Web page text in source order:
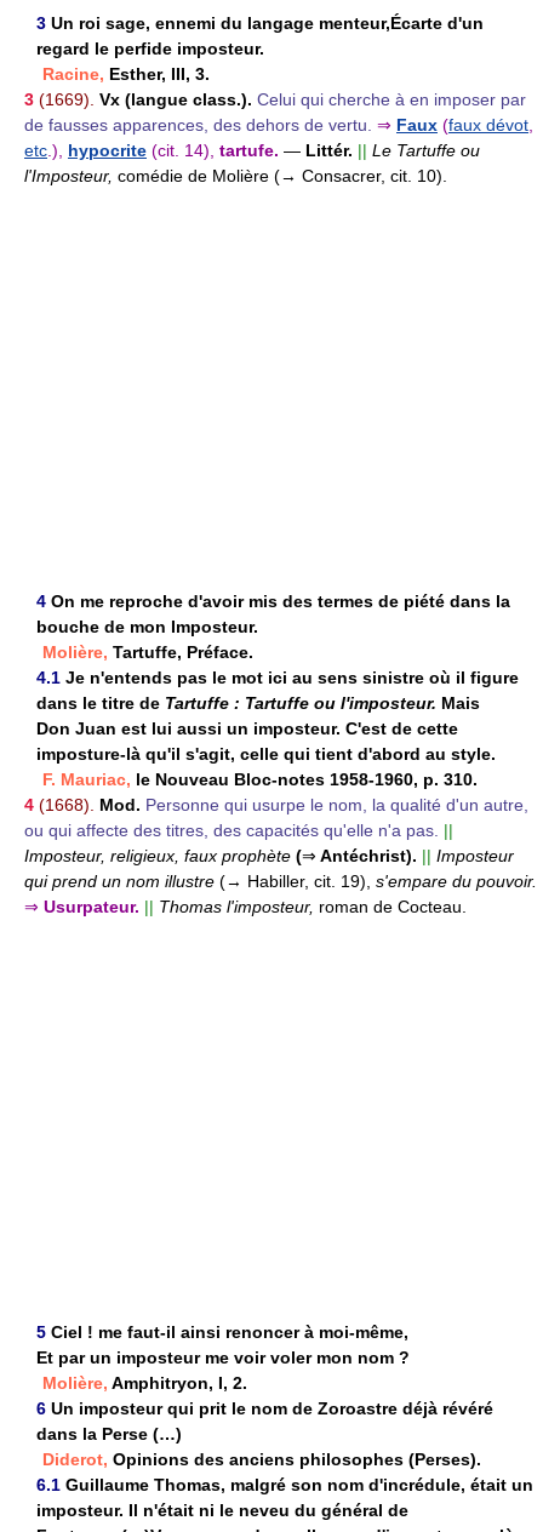
3 Un roi sage, ennemi du langage menteur,Écarte d'un
regard le perfide imposteur.
Racine, Esther, III, 3.
3 (1669). Vx (langue class.). Celui qui cherche à en imposer par
de fausses apparences, des dehors de vertu. ⇒ Faux (faux dévot,
etc.), hypocrite (cit. 14), tartufe. — Littér. || Le Tartuffe ou
l'Imposteur, comédie de Molière (→ Consacrer, cit. 10).
4 On me reproche d'avoir mis des termes de piété dans la
bouche de mon Imposteur.
Molière, Tartuffe, Préface.
4.1 Je n'entends pas le mot ici au sens sinistre où il figure
dans le titre de Tartuffe : Tartuffe ou l'imposteur. Mais
Don Juan est lui aussi un imposteur. C'est de cette
imposture-là qu'il s'agit, celle qui tient d'abord au style.
F. Mauriac, le Nouveau Bloc-notes 1958-1960, p. 310.
4 (1668). Mod. Personne qui usurpe le nom, la qualité d'un autre,
ou qui affecte des titres, des capacités qu'elle n'a pas. ||
Imposteur, religieux, faux prophète (⇒ Antéchrist). || Imposteur
qui prend un nom illustre (→ Habiller, cit. 19), s'empare du pouvoir.
⇒ Usurpateur. || Thomas l'imposteur, roman de Cocteau.
5 Ciel ! me faut-il ainsi renoncer à moi-même,
Et par un imposteur me voir voler mon nom ?
Molière, Amphitryon, I, 2.
6 Un imposteur qui prit le nom de Zoroastre déjà révéré
dans la Perse (…)
Diderot, Opinions des anciens philosophes (Perses).
6.1 Guillaume Thomas, malgré son nom d'incrédule, était un
imposteur. Il n'était ni le neveu du général de